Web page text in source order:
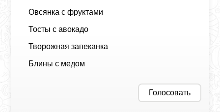
Овсянка с фруктами
Тосты с авокадо
Творожная запеканка
Блины с медом
Голосовать